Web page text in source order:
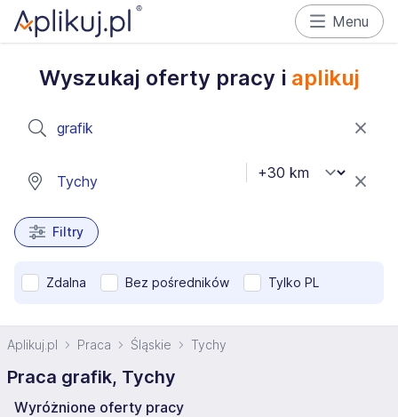
Menu
Wyszukaj oferty pracy i aplikuj
Filtry
Zdalna Bez pośredników Tylko PL
Aplikuj.pl Praca Śląskie Tychy
Praca grafik, Tychy
Wyróżnione oferty pracy